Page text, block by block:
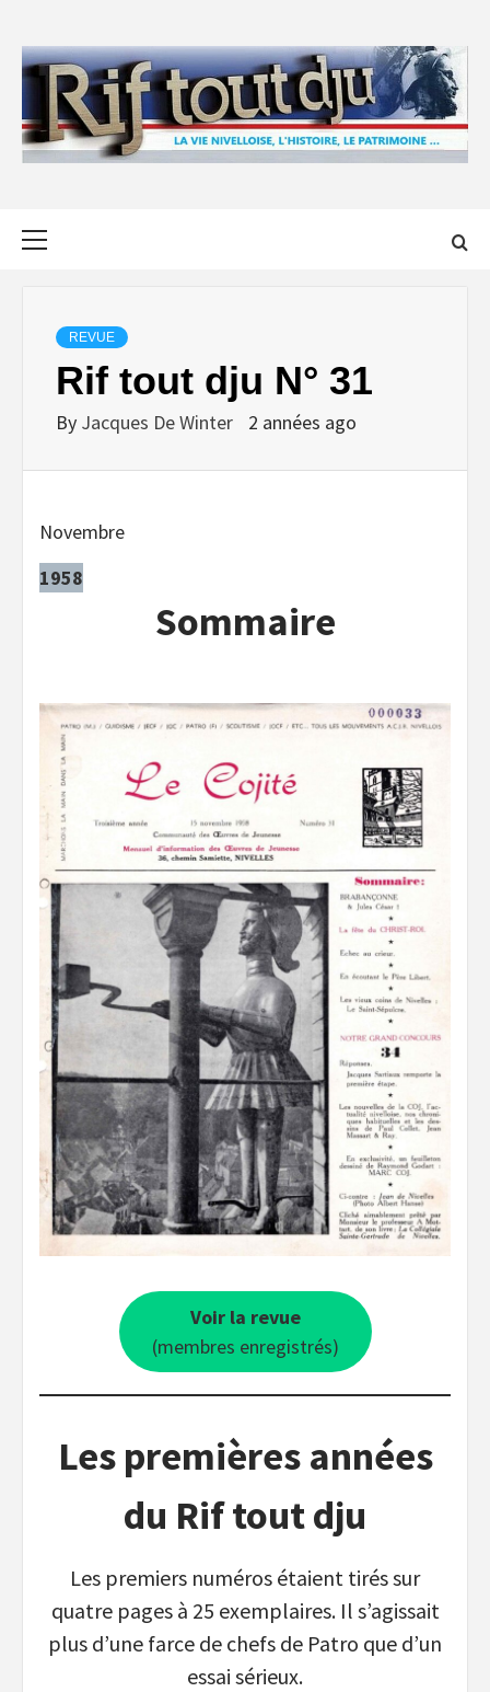
content
REVUE
Rif tout dju N° 31
By Jacques De Winter 2 années ago
Novembre
1958
Sommaire
Voir la revue
(membres enregistrés)
Les premières années
du Rif tout dju
Les premiers numéros étaient tirés sur
quatre pages à 25 exemplaires. Il s’agissait
plus d’une farce de chefs de Patro que d’un
essai sérieux.